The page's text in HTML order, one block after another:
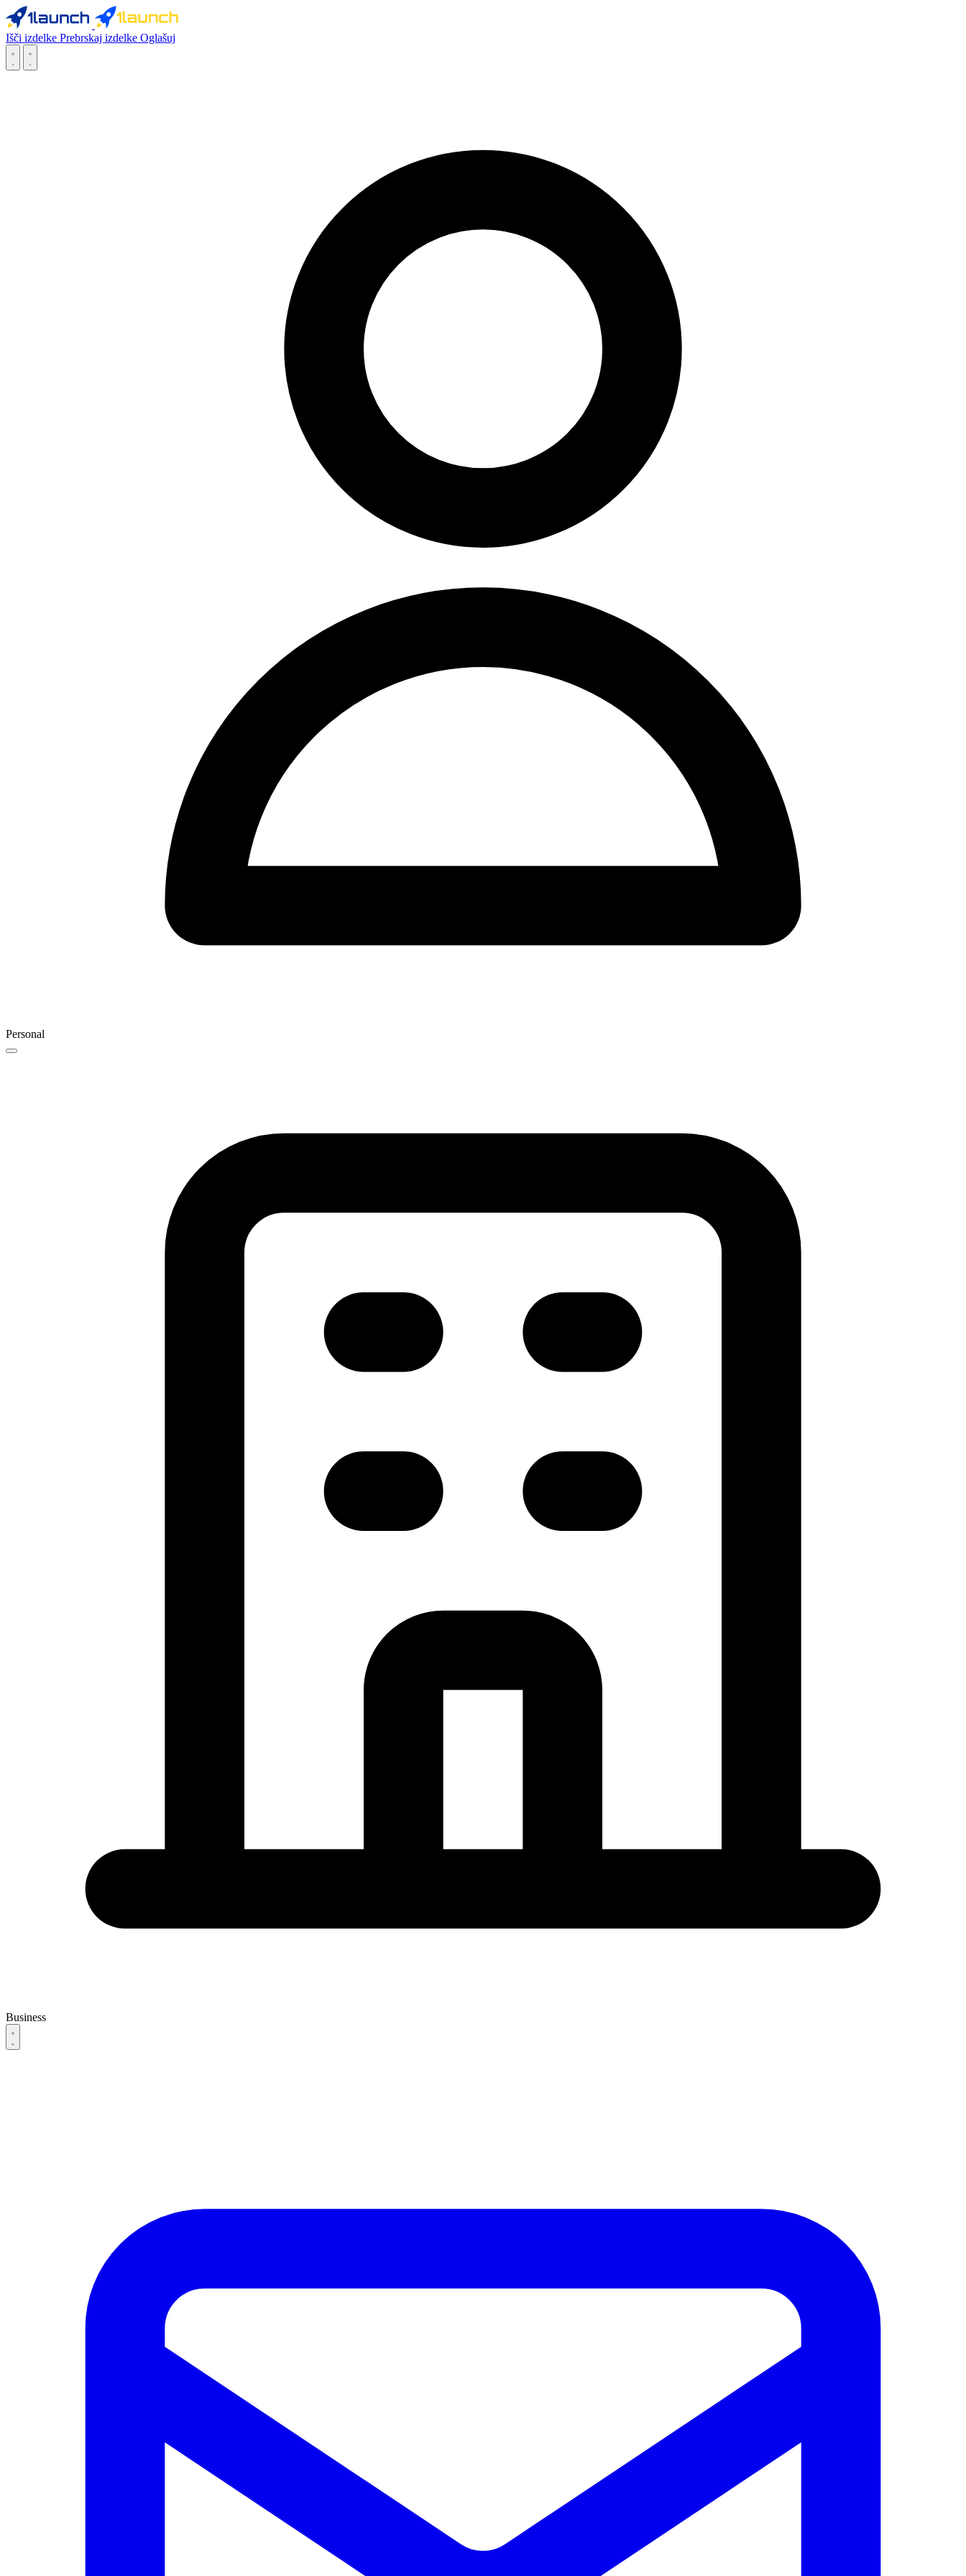
Išči izdelke Prebrskaj izdelke Oglašuj
Personal
Business